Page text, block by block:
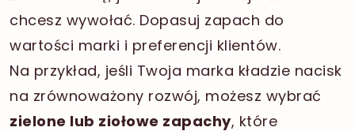
chcesz wywołać. Dopasuj zapach do
wartości marki i preferencji klientów.
Na przykład, jeśli Twoja marka kładzie nacisk
na zrównoważony rozwój, możesz wybrać
zielone lub ziołowe zapachy, które